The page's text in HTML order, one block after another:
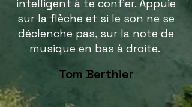
intelligent à te confier. Appuie
sur la flèche et si le son ne se
déclenche pas, sur la note de
musique en bas à droite.
Tom Berthier